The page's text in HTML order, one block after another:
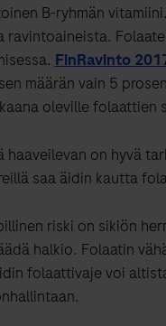
B-ryhmän
ravintoaineista.
FinRavinto
määrän vain 5
oleville folaattien
haaveilevan on hyvä
saa äidin kautta
riski on sikiön
halkio. Folaatin
folaattivaje voi